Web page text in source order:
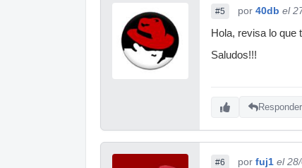
#5 por 40db el
Hola, revisa lo que
Saludos!!!
Responder
#6 por fuj1 el